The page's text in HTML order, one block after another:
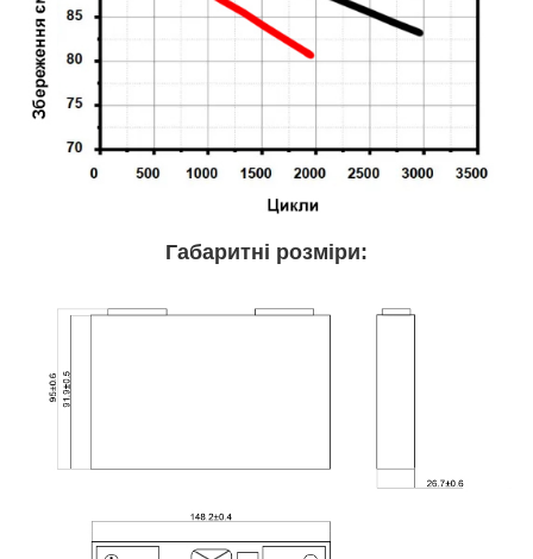
Габаритні розміри: